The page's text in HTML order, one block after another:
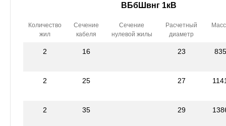
ВБбШвнг 1кВ
Количество
жил
Сечение
кабеля
Сечение
нулевой жилы
Расчетный
диаметр
2 16 23 835
2 25 27
2 35 29